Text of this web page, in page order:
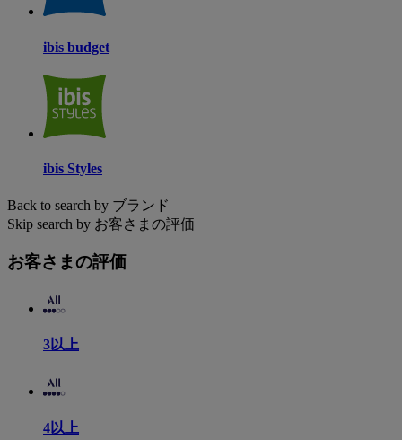
ibis budget
ibis Styles
Back to search by ブランド
Skip search by お客さまの評価
お客さまの評価
3以上
4以上